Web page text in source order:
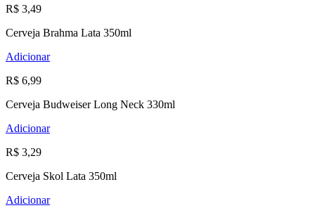
R$ 3,49
Cerveja Brahma Lata 350ml
Adicionar
R$ 6,99
Cerveja Budweiser Long Neck 330ml
Adicionar
R$ 3,29
Cerveja Skol Lata 350ml
Adicionar